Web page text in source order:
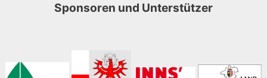
Sponsoren und Unterstützer